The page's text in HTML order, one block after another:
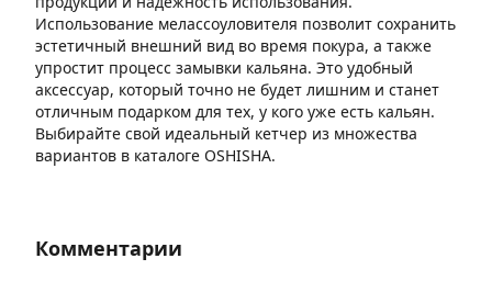
Использование мелассоуловителя позволит сохранить
эстетичный внешний вид во время покура, а также
упростит процесс замывки кальяна. Это удобный
аксессуар, который точно не будет лишним и станет
отличным подарком для тех, у кого уже есть кальян.
Выбирайте свой идеальный кетчер из множества
вариантов в каталоге OSHISHA.
Комментарии